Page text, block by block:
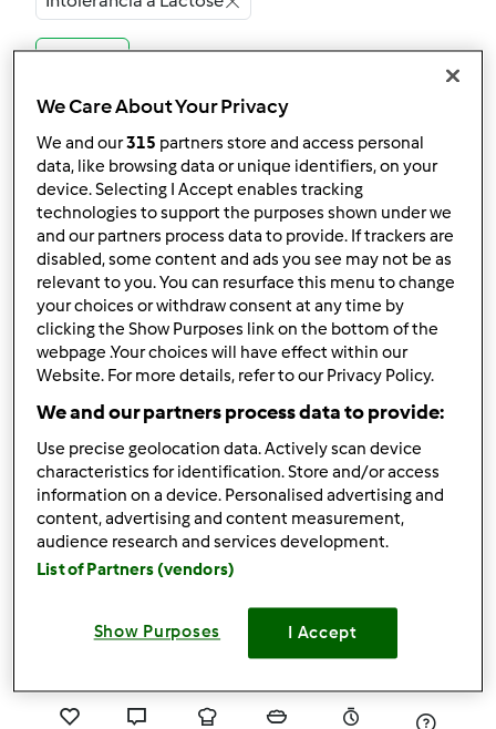
Limpar
(2)
Sobremesa de
Chocolate e Leite de
Soja
porSandra César
4.5(2)
Leite Creme de Soja
porGast
2 1 Fácil 6 14min
(Gluten Free)
Sandra César
We Care About Your Privacy
We and our315 partners store and access personal
data, like browsing data or unique identifiers, on your
device. Selecting I Accept enables tracking
technologies to support the purposes shown under we
and our partners process data to provide. If trackers are
disabled, some content and ads you see may not be as
relevant to you. You can resurface this menu to change
your choices or withdraw consent at any time by
clicking the Show Purposes link on the bottom of the
webpage .Your choices will have effect within our
Website. For more details, refer to our Privacy Policy.
We and our partners process data to provide:
Use precise geolocation data. Actively scan device
characteristics for identification. Store and/or access
information on a device. Personalised advertising and
content, advertising and content measurement,
audience research and services development.
List of Partners (vendors)
Show Purposes I Accept